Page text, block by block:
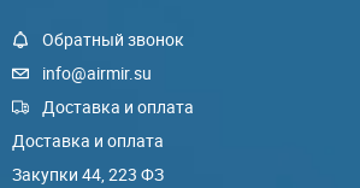
Обратный звонок
info@airmir.su
Доставка и оплата
Доставка и оплата
Закупки 44, 223 ФЗ